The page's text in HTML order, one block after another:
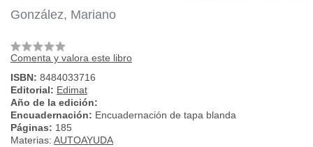
González, Mariano
Comenta y valora este libro
ISBN: 8484033716
Editorial: Edimat
Año de la edición:
Encuadernación: Encuadernación de tapa blanda
Páginas: 185
Materias: AUTOAYUDA